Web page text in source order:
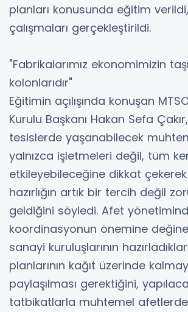
planları konusunda eğitim
çalışmaları gerçekleştirildi.
"Fabrikalarımız ekonomimizin
kolonlarıdır"
Eğitimin açılışında konuşan
Kurulu Başkanı Hakan Sefa
tesislerde yaşanabilecek
yalnızca işletmeleri değil, tüm
etkileyebileceğine dikkat
hazırlığın artık bir tercih değil
geldiğini söyledi. Afet
koordinasyonun önemine
sanayi kuruluşlarının
planlarının kağıt üzerinde
paylaşılması gerektiğini,
tatbikatlarla muhtemel